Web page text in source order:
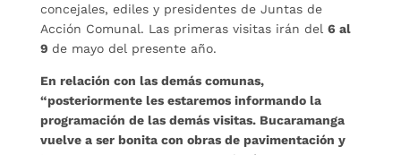
concejales, ediles y presidentes de Juntas de
Acción Comunal. Las primeras visitas irán del 6 al
9 de mayo del presente año.
En relación con las demás comunas,
“posteriormente les estaremos informando la
programación de las demás visitas. Bucaramanga
vuelve a ser bonita con obras de pavimentación y